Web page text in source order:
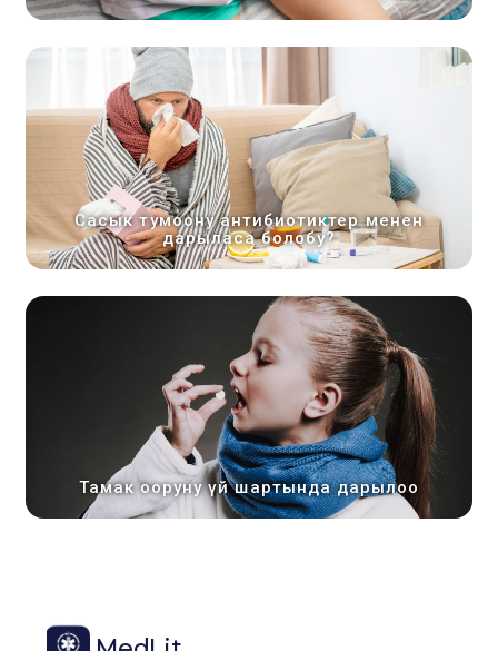
Сасык тумоону антибиотиктер менен
дарыласа болобу?
Тамак ооруну үй шартында дарылоо